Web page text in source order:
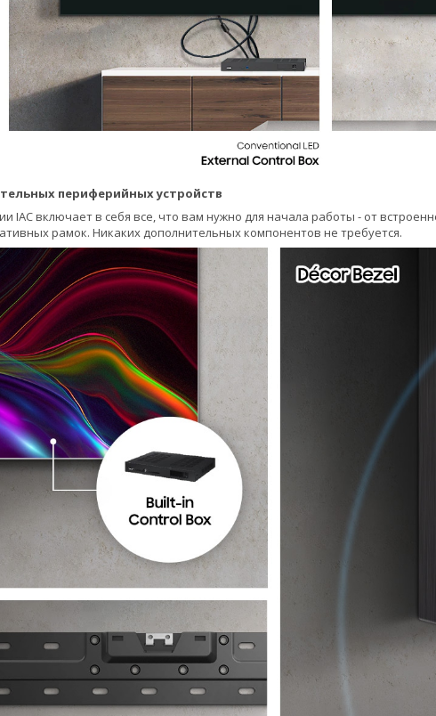
периферийных устройств
IAC включает в себя все, что вам нужно для начала работы - от
рамок. Никаких дополнительных компонентов не требуется.